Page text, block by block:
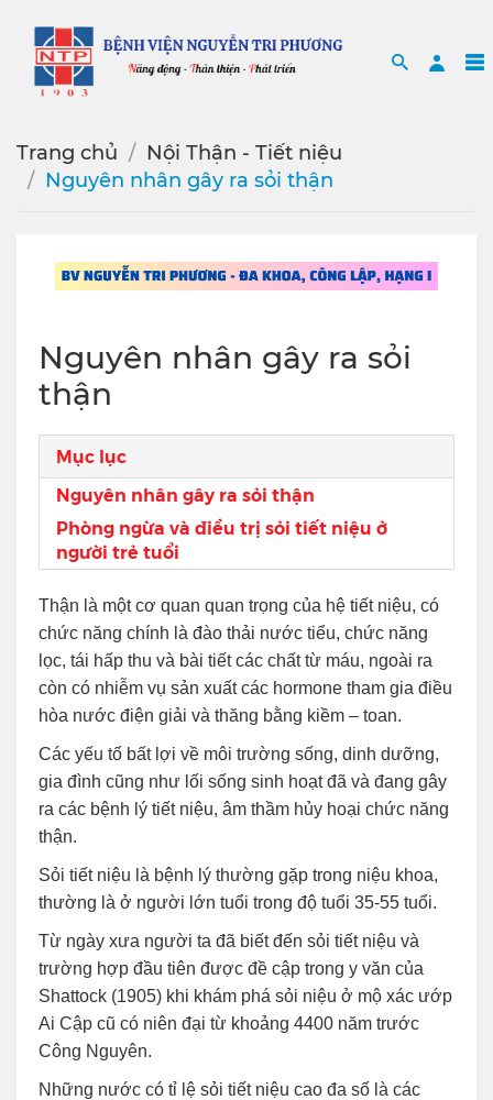
Search
Trang chủ
Nội Thận - Tiết niệu
Nguyên nhân gây ra sỏi thận
Nguyên nhân gây ra sỏi
thận
Mục lục
Nguyên nhân gây ra sỏi thận
Phòng ngừa và điều trị sỏi tiết niệu ở
người trẻ tuổi
Thận là một cơ quan quan trọng của hệ tiết niệu, có
chức năng chính là đào thải nước tiểu, chức năng
lọc, tái hấp thu và bài tiết các chất từ máu, ngoài ra
còn có nhiễm vụ sản xuất các hormone tham gia điều
hòa nước điện giải và thăng bằng kiềm – toan.
Các yếu tố bất lợi về môi trường sống, dinh dưỡng,
gia đình cũng như lối sống sinh hoạt đã và đang gây
ra các bệnh lý tiết niệu, âm thầm hủy hoại chức năng
thận.
Sỏi tiết niệu là bệnh lý thường gặp trong niệu khoa,
thường là ở người lớn tuổi trong độ tuổi 35-55 tuổi.
Từ ngày xưa người ta đã biết đến sỏi tiết niệu và
trường hợp đầu tiên được đề cập trong y văn của
Shattock (1905) khi khám phá sỏi niệu ở mộ xác ướp
Ai Cập cũ có niên đại từ khoảng 4400 năm trước
Công Nguyên.
Những nước có tỉ lệ sỏi tiết niệu cao đa số là các